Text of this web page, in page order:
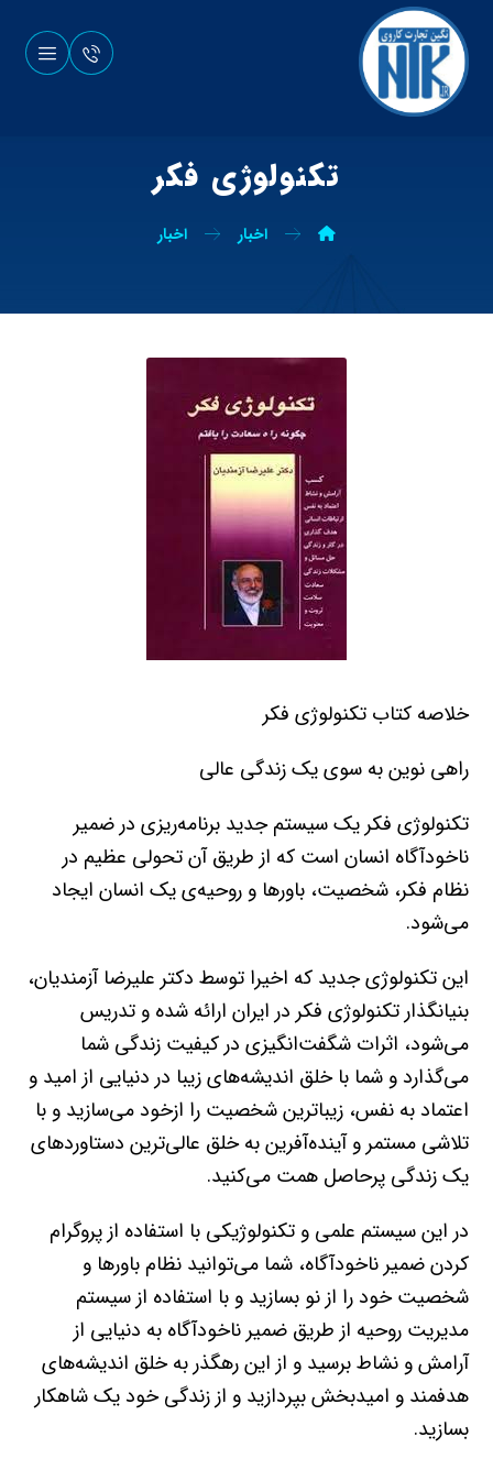
تكنولوژي فكر
اخبار اخبار
خلاصه کتاب تكنولوژي فكر
راهي نوين به سوي يك زندگي عالي
تكنولوژي فكر يك سيستم جديد برنامه‌ريزي در ضمير
ناخودآگاه انسان است كه از طريق آن تحولي عظيم در
نظام فكر، شخصيت، باورها و روحيه‌ي يك انسان ايجاد
مي‌شود.
اين تكنولوژي جديد كه اخيرا توسط دكتر عليرضا آزمنديان،
بنيانگذار تكنولوژي فكر در ايران ارائه شده و تدريس
مي‌شود، اثرات شگفت‌انگيزي در كيفيت زندگي شما
مي‌گذارد و شما با خلق انديشه‌هاي زيبا در دنيايي از اميد و
اعتماد به نفس، زيباترين شخصيت را ازخود مي‌سازيد و با
تلاشي مستمر و آينده‌آفرين به خلق عالي‌ترين دستاوردهاي
يك زندگي پرحاصل همت مي‌كنيد.
در اين سيستم علمي و تكنولوژيكي با استفاده از پروگرام
كردن ضمير ناخودآگاه، شما مي‌توانيد نظام باورها و
شخصيت خود را از نو بسازيد و با استفاده از سيستم
مديريت روحيه از طريق ضمير ناخودآگاه به دنيايي از
آرامش و نشاط برسيد و از اين رهگذر به خلق انديشه‌هاي
هدفمند و اميدبخش بپردازيد و از زندگي خود يك شاهكار
بسازيد.